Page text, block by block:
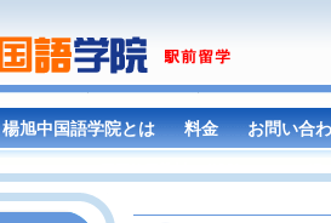
楊旭中国語学院とは 料金 お問い合